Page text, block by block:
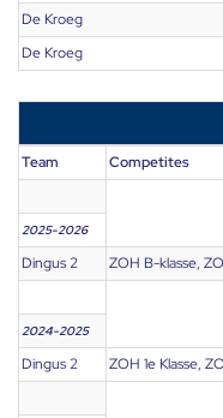
De Kroeg
De Kroeg
Team Competites
2025-2026
Dingus 2 ZOH B-klasse,
2024-2025
Dingus 2 ZOH 1e Klasse,